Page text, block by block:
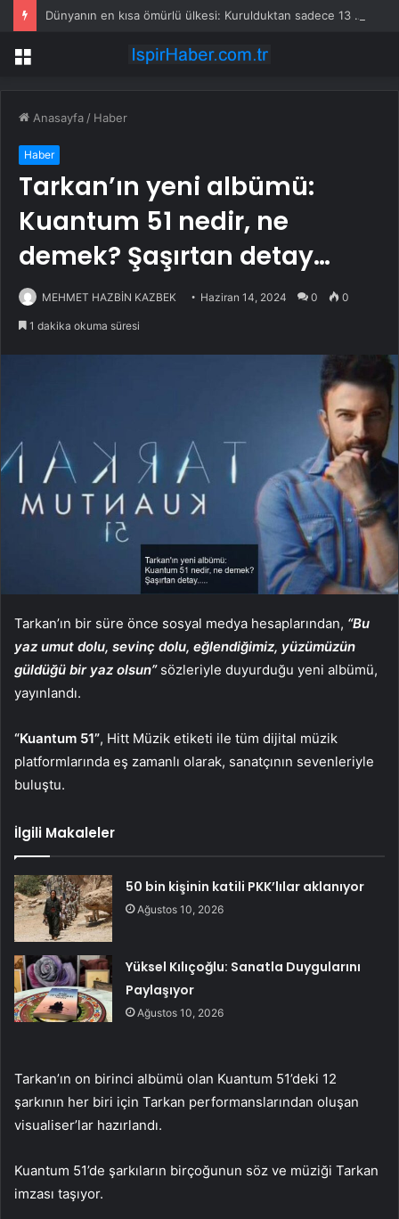
Dünyanın en kısa ömürlü ülkesi: Kurulduktan sadece 13 saat sonra tarihe karıştı
Menü
Anasayfa / Haber
Haber
Tarkan’ın yeni albümü:
Kuantum 51 nedir, ne
demek? Şaşırtan detay…
MEHMET HAZBİN KAZBEK Haziran 14, 2024 0 0
1 dakika okuma süresi
Tarkan’ın bir süre önce sosyal medya hesaplarından, “Bu
yaz umut dolu, sevinç dolu, eğlendiğimiz, yüzümüzün
güldüğü bir yaz olsun”sözleriyle duyurduğu yeni albümü,
yayınlandı.
“Kuantum 51”, Hitt Müzik etiketi ile tüm dijital müzik
platformlarında eş zamanlı olarak, sanatçının sevenleriyle
buluştu.
İlgili Makaleler
50 bin kişinin katili PKK’lılar aklanıyor
Ağustos 10, 2026
Yüksel Kılıçoğlu: Sanatla Duygularını
Paylaşıyor
Ağustos 10, 2026
Tarkan’ın on birinci albümü olan Kuantum 51’deki 12
şarkının her biri için Tarkan performanslarından oluşan
visualiser’lar hazırlandı.
Kuantum 51’de şarkıların birçoğunun söz ve müziği Tarkan
imzası taşıyor.